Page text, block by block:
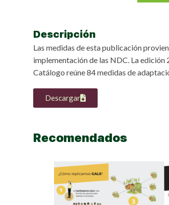
Descripción
Las medidas de esta publicación
implementación de las NDC. La
Catálogo reúne 84 medidas de
Descargar
Recomendados